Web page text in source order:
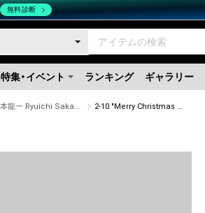
特集・イベント ランキング ギャラリー
坂本龍一 Ryuichi Sakamoto 2-10 "Merry Christmas Mr. Lawrence" Ryuichi Sakamoto 坂本 龍一
無料診断